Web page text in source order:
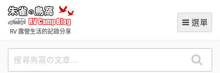
至
內
朱雀の鳥窩
RV 露營生活的記錄分享
選單
搜
尋